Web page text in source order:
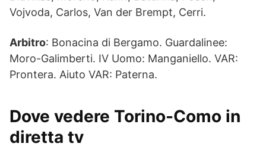
Vojvoda, Carlos, Van der Brempt, Cerri.
Arbitro: Bonacina di Bergamo. Guardalinee:
Moro-Galimberti. IV Uomo: Manganiello. VAR:
Prontera. Aiuto VAR: Paterna.
Dove vedere Torino-Como in
diretta tv